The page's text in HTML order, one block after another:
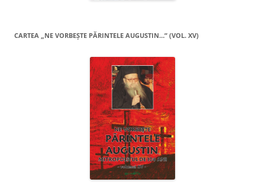
CARTEA „NE VORBEŞTE PĂRINTELE AUGUSTIN…” (VOL. XV)